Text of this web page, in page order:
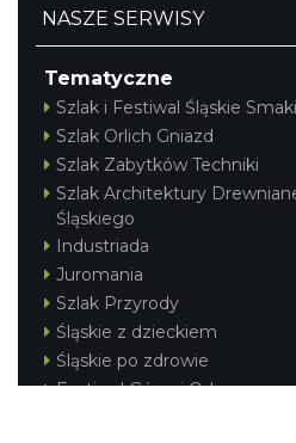
NASZE SERWISY
Tematyczne
Szlak i Festiwal Śląskie Smaki
Szlak Orlich Gniazd
Szlak Zabytków Techniki
Szlak Architektury
Śląskiego
Industriada
Juromania
Szlak Przyrody
Śląskie z dzieckiem
Śląskie po zdrowie
Festiwal Górnej Odry